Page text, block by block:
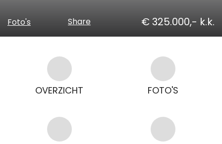
Foto's Share € 325.000,- k.k.
OVERZICHT FOTO'S